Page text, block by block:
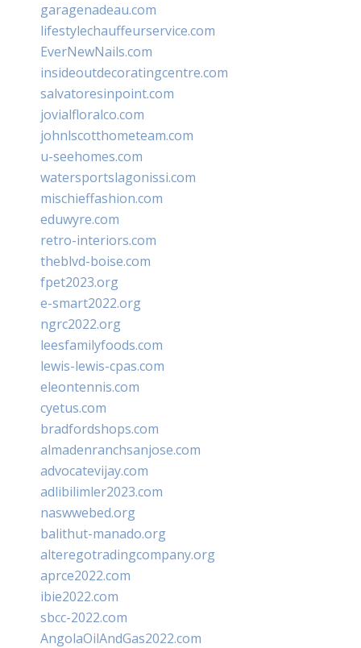
garagenadeau.com
lifestylechauffeurservice.com
EverNewNails.com
insideoutdecoratingcentre.com
salvatoresinpoint.com
jovialfloralco.com
johnlscotthometeam.com
u-seehomes.com
watersportslagonissi.com
mischieffashion.com
eduwyre.com
retro-interiors.com
theblvd-boise.com
fpet2023.org
e-smart2022.org
ngrc2022.org
leesfamilyfoods.com
lewis-lewis-cpas.com
eleontennis.com
cyetus.com
bradfordshops.com
almadenranchsanjose.com
advocatevijay.com
adlibilimler2023.com
naswwebed.org
balithut-manado.org
alteregotradingcompany.org
aprce2022.com
ibie2022.com
sbcc-2022.com
AngolaOilAndGas2022.com